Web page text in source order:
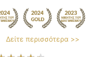
Δείτε περισσότερα >>